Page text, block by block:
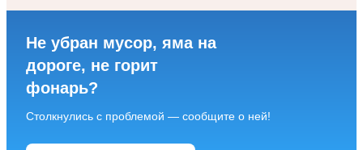
Не убран мусор, яма на
дороге, не горит
фонарь?
Столкнулись с проблемой — сообщите о ней!